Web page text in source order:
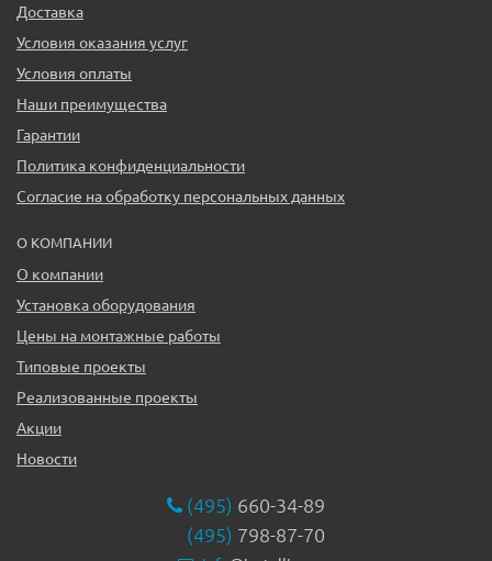
Доставка
Условия оказания услуг
Условия оплаты
Наши преимущества
Гарантии
Политика конфиденциальности
Согласие на обработку персональных данных
О КОМПАНИИ
О компании
Установка оборудования
Цены на монтажные работы
Типовые проекты
Реализованные проекты
Акции
Новости
(495) 660-34-89
(495) 798-87-70